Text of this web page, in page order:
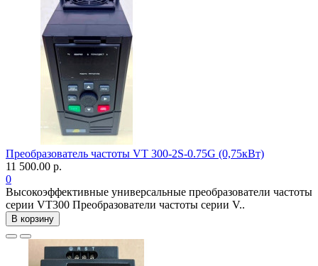
Преобразователь частоты VT 300-2S-0.75G (0,75кВт)
11 500.00 р.
0
Высокоэффективные универсальные преобразователи частоты
серии VT300 Преобразователи частоты серии V..
В корзину